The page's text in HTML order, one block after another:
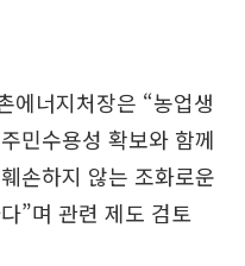
에너지처장은 “농업생
민수용성 확보와 함께
손하지 않는 조화로운
”며 관련 제도 검토